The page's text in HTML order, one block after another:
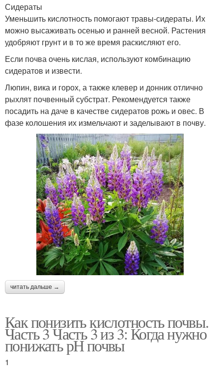
Сидераты
Уменьшить кислотность помогают травы-сидераты. Их
можно высаживать осенью и ранней весной. Растения
удобряют грунт и в то же время раскисляют его.
Если почва очень кислая, используют комбинацию
сидератов и извести.
Люпин, вика и горох, а также клевер и донник отлично
рыхлят почвенный субстрат. Рекомендуется также
посадить на даче в качестве сидератов рожь и овес. В
фазе колошения их измельчают и заделывают в почву.
читать дальше →
Как понизить кислотность почвы.
Часть 3 Часть 3 из 3: Когда нужно
понижать рН почвы
1